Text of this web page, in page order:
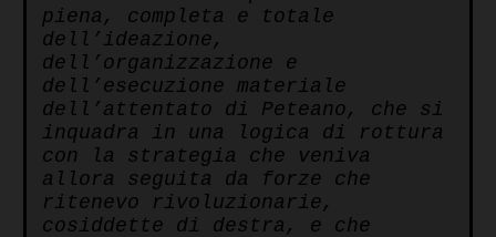
piena, completa e totale
dell’ideazione,
dell’organizzazione e
dell’esecuzione materiale
dell’attentato di Peteano, che si
inquadra in una logica di rottura
con la strategia che veniva
allora seguita da forze che
ritenevo rivoluzionarie,
cosiddette di destra, e che